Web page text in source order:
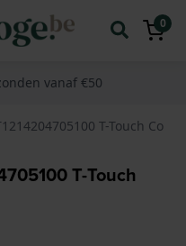
0
vanaf €50
T-Touch
T-Touch